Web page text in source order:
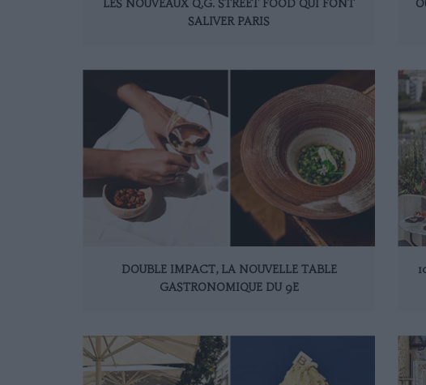
LES NOUVEAUX Q.G. STREET FOOD QUI FONT
SALIVER PARIS
DOUBLE IMPACT, LA NOUVELLE TABLE
GASTRONOMIQUE DU 9E